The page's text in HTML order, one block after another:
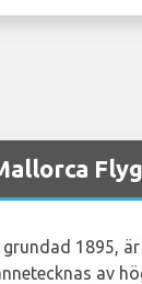
1895,
av